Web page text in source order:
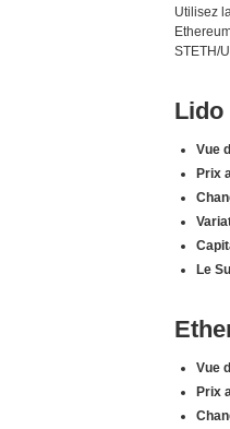
Utilisez
STETH/
Lido
Vue
Prix
Le
Vue
Prix